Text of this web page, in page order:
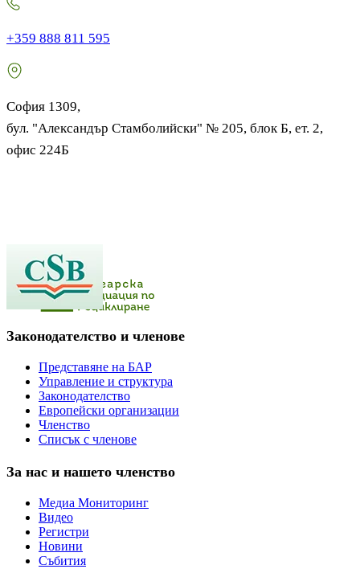
+359 888 811 595
София 1309,
бул. "Александър Стамболийски" № 205, блок Б, ет. 2,
офис 224Б
Законодателство и членове
Представяне на БАР
Управление и структура
Законодателство
Европейски организации
Членство
Списък с членове
За нас и нашето членство
Медиа Мониторинг
Видео
Регистри
Новини
Събития